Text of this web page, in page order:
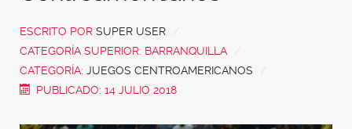
ESCRITO POR SUPER USER
CATEGORÍA SUPERIOR: BARRANQUILLA
CATEGORÍA: JUEGOS CENTROAMERICANOS
PUBLICADO: 14 JULIO 2018